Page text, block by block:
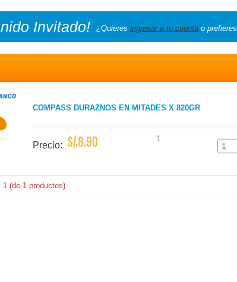
Invitado! ¿Quieres ingresar a tu cuenta o prefieres
COMPASS DURAZNOS EN MITADES X 820GR
Precio: S/.8.90 1
1 (de 1 productos)